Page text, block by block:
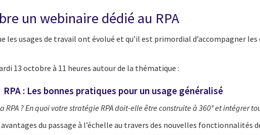
un webinaire dédié au RPA
usages de travail ont évolué et qu’il est primordial d’accompagner
13 octobre à 11 heures autour de la thématique :
RPA : Les bonnes pratiques pour un usage généralisé
? En quoi votre stratégie RPA doit-elle être construite à 360° et intégrer
du passage à l’échelle au travers des nouvelles fonctionnalités